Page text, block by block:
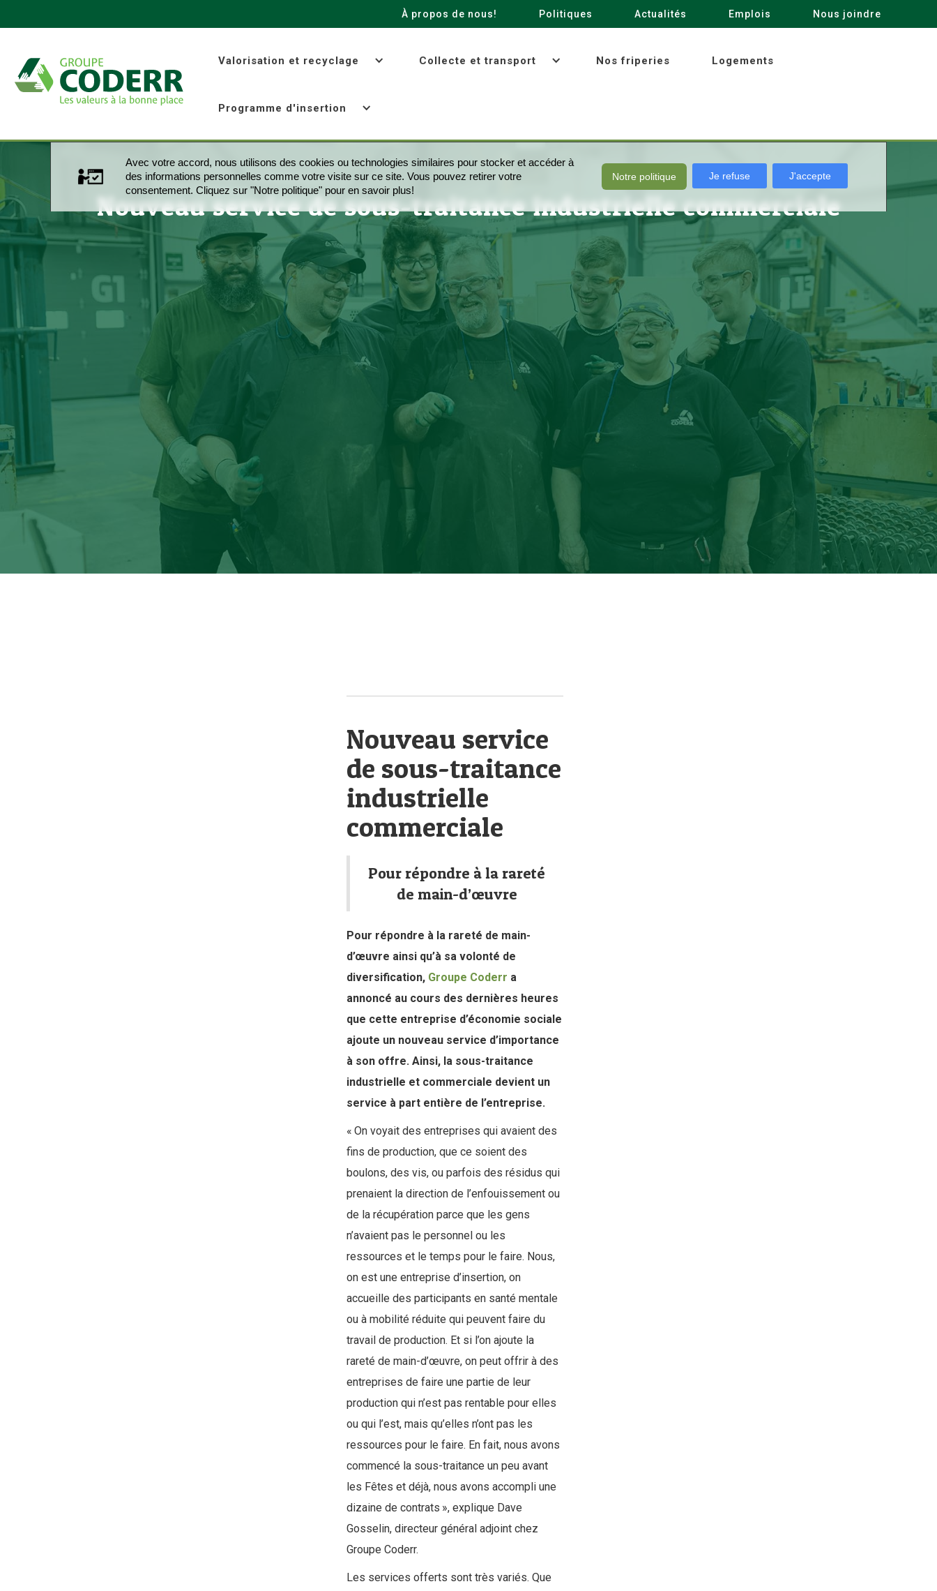
À propos de nous! Politiques Actualités Emplois Nous joindre
Valorisation et recyclage Collecte et transport Nos friperies Logements
Programme d'insertion
Avec votre accord, nous utilisons des cookies ou technologies similaires pour stocker et accéder à
des informations personnelles comme votre visite sur ce site. Vous pouvez retirer votre
consentement. Cliquez sur "Notre politique" pour en savoir plus!
Notre politique Je refuse J'accepte
Nouveau service de sous-traitance industrielle commerciale
Nouveau service
de sous-traitance
industrielle
commerciale
Pour répondre à la rareté
de main-d’œuvre
Pour répondre à la rareté de main-
d’œuvre ainsi qu’à sa volonté de
diversification, Groupe Coderr a
annoncé au cours des dernières heures
que cette entreprise d’économie sociale
ajoute un nouveau service d’importance
à son offre. Ainsi, la sous-traitance
industrielle et commerciale devient un
service à part entière de l’entreprise.
« On voyait des entreprises qui avaient des
fins de production, que ce soient des
boulons, des vis, ou parfois des résidus qui
prenaient la direction de l’enfouissement ou
de la récupération parce que les gens
n’avaient pas le personnel ou les
ressources et le temps pour le faire. Nous,
on est une entreprise d’insertion, on
accueille des participants en santé mentale
ou à mobilité réduite qui peuvent faire du
travail de production. Et si l’on ajoute la
rareté de main-d’œuvre, on peut offrir à des
entreprises de faire une partie de leur
production qui n’est pas rentable pour elles
ou qui l’est, mais qu’elles n’ont pas les
ressources pour le faire. En fait, nous avons
commencé la sous-traitance un peu avant
les Fêtes et déjà, nous avons accompli une
dizaine de contrats », explique Dave
Gosselin, directeur général adjoint chez
Groupe Coderr.
Les services offerts sont très variés. Que